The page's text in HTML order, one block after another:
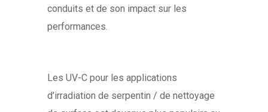
conduits et de son impact sur les
performances.
Les UV-C pour les applications
d’irradiation de serpentin / de nettoyage